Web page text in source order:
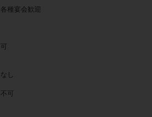
各種宴会歓迎
可
なし
不可